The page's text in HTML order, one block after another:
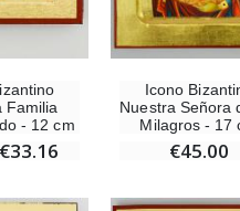
Familia
- 12 cm
€33.16
Icono
Nuestra Señora
Milagros - 17
€45.00
Agua de Lourdes 1L
€19.92